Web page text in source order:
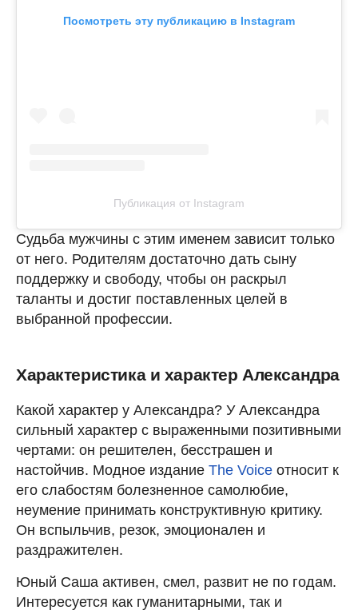
Посмотреть эту публикацию в Instagram
Публикация от Instagram
Судьба мужчины с этим именем зависит только
от него. Родителям достаточно дать сыну
поддержку и свободу, чтобы он раскрыл
таланты и достиг поставленных целей в
выбранной профессии.
Характеристика и характер Александра
Какой характер у Александра? У Александра
сильный характер с выраженными позитивными
чертами: он решителен, бесстрашен и
настойчив. Модное издание The Voicе относит к
его слабостям болезненное самолюбие,
неумение принимать конструктивную критику.
Он вспыльчив, резок, эмоционален и
раздражителен.
Юный Саша активен, смел, развит не по годам.
Интересуется как гуманитарными, так и